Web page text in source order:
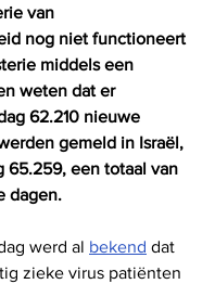
van
nog niet functioneert
middels een
weten dat er
62.210 nieuwe
gemeld in Israël,
65.259, een totaal van
dagen.
werd al bekend dat
zieke virus patiënten